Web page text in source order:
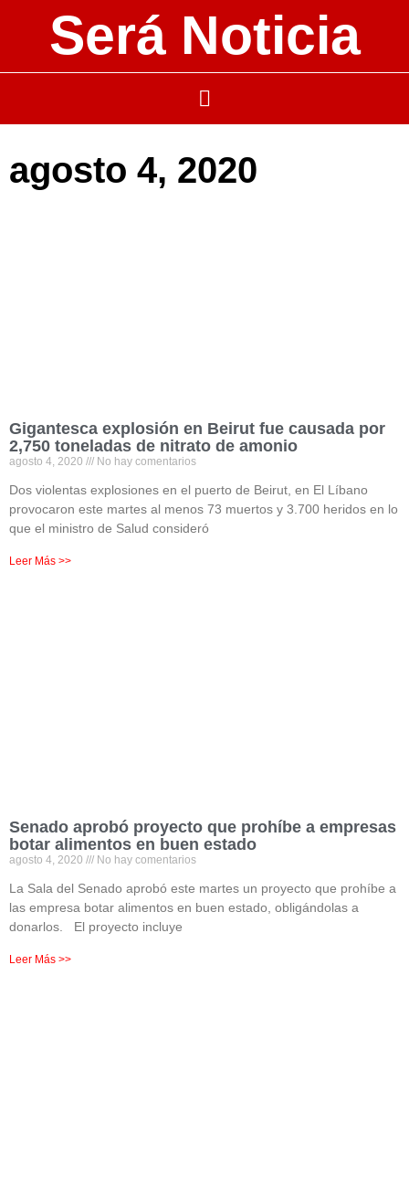
Será Noticia
agosto 4, 2020
Gigantesca explosión en Beirut fue causada por
2,750 toneladas de nitrato de amonio
agosto 4, 2020 No hay comentarios
Dos violentas explosiones en el puerto de Beirut, en El Líbano
provocaron este martes al menos 73 muertos y 3.700 heridos en lo
que el ministro de Salud consideró
Leer Más >>
Senado aprobó proyecto que prohíbe a empresas
botar alimentos en buen estado
agosto 4, 2020 No hay comentarios
La Sala del Senado aprobó este martes un proyecto que prohíbe a
las empresa botar alimentos en buen estado, obligándolas a
donarlos. El proyecto incluye
Leer Más >>